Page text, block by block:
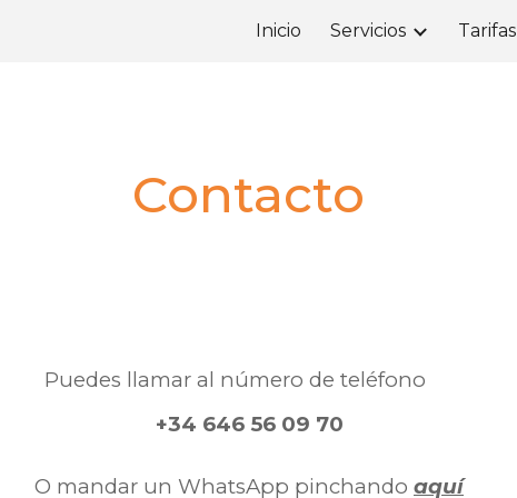
Skip to navigation
Inicio Servicios Tarifas
Contacto
Puedes llamar al número de teléfono
+34 646 56 09 70
O mandar un WhatsApp pinchando aquí